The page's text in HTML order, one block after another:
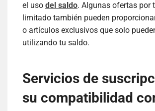
el uso del saldo. Algunas ofertas por
limitado también pueden
o artículos exclusivos que solo
utilizando tu saldo.
Servicios de
su compatibilidad